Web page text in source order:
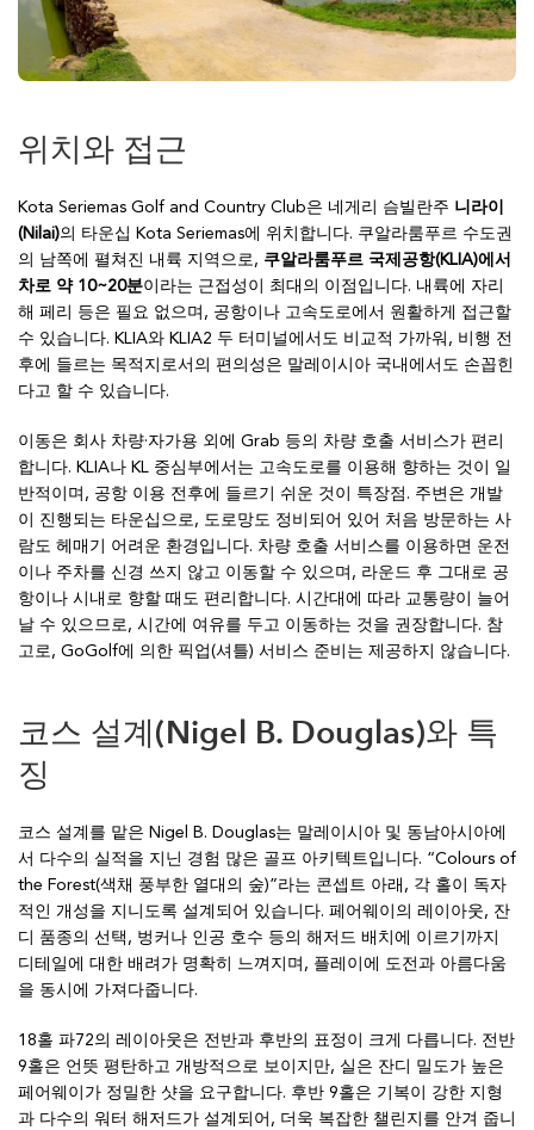
위치와 접근
Kota Seriemas Golf and Country Club은 네게리 슴빌란주 니라이
(Nilai)의 타운십 Kota Seriemas에 위치합니다. 쿠알라룸푸르 수도권
의 남쪽에 펼쳐진 내륙 지역으로, 쿠알라룸푸르 국제공항(KLIA)에서
차로 약 10~20분이라는 근접성이 최대의 이점입니다. 내륙에 자리
해 페리 등은 필요 없으며, 공항이나 고속도로에서 원활하게 접근할
수 있습니다. KLIA와 KLIA2 두 터미널에서도 비교적 가까워, 비행 전
후에 들르는 목적지로서의 편의성은 말레이시아 국내에서도 손꼽힌
다고 할 수 있습니다.
이동은 회사 차량·자가용 외에 Grab 등의 차량 호출 서비스가 편리
합니다. KLIA나 KL 중심부에서는 고속도로를 이용해 향하는 것이 일
반적이며, 공항 이용 전후에 들르기 쉬운 것이 특장점. 주변은 개발
이 진행되는 타운십으로, 도로망도 정비되어 있어 처음 방문하는 사
람도 헤매기 어려운 환경입니다. 차량 호출 서비스를 이용하면 운전
이나 주차를 신경 쓰지 않고 이동할 수 있으며, 라운드 후 그대로 공
항이나 시내로 향할 때도 편리합니다. 시간대에 따라 교통량이 늘어
날 수 있으므로, 시간에 여유를 두고 이동하는 것을 권장합니다. 참
고로, GoGolf에 의한 픽업(셔틀) 서비스 준비는 제공하지 않습니다.
코스 설계(Nigel B. Douglas)와 특
징
코스 설계를 맡은 Nigel B. Douglas는 말레이시아 및 동남아시아에
서 다수의 실적을 지닌 경험 많은 골프 아키텍트입니다. “Colours of
the Forest(색채 풍부한 열대의 숲)”라는 콘셉트 아래, 각 홀이 독자
적인 개성을 지니도록 설계되어 있습니다. 페어웨이의 레이아웃, 잔
디 품종의 선택, 벙커나 인공 호수 등의 해저드 배치에 이르기까지
디테일에 대한 배려가 명확히 느껴지며, 플레이에 도전과 아름다움
을 동시에 가져다줍니다.
18홀 파72의 레이아웃은 전반과 후반의 표정이 크게 다릅니다. 전반
9홀은 언뜻 평탄하고 개방적으로 보이지만, 실은 잔디 밀도가 높은
페어웨이가 정밀한 샷을 요구합니다. 후반 9홀은 기복이 강한 지형
과 다수의 워터 해저드가 설계되어, 더욱 복잡한 챌린지를 안겨 줍니